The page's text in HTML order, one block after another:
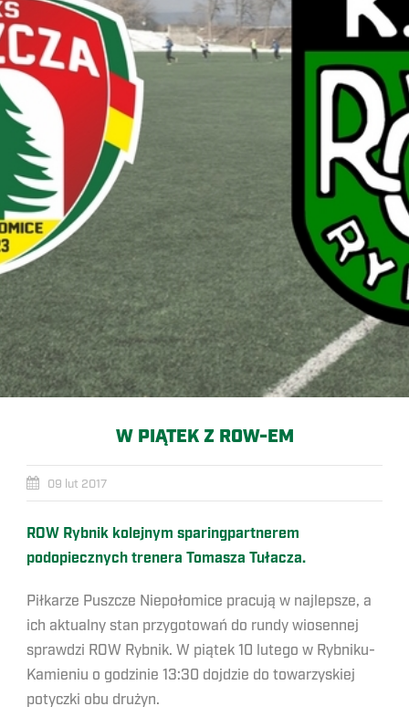
W PIĄTEK Z ROW-EM
09 lut 2017
ROW Rybnik kolejnym sparingpartnerem
podopiecznych trenera Tomasza Tułacza.
Piłkarze Puszcze Niepołomice pracują w najlepsze, a
ich aktualny stan przygotowań do rundy wiosennej
sprawdzi ROW Rybnik. W piątek 10 lutego w Rybniku-
Kamieniu o godzinie 13:30 dojdzie do towarzyskiej
potyczki obu drużyn.